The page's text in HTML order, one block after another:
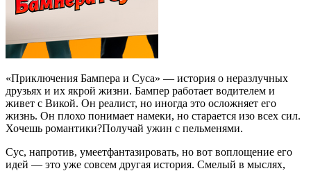
«Приключения Бампера и Суса» — история о неразлучных
друзьях и их якрой жизни. Бампер работает водителем и
живет с Викой. Он реалист, но иногда это осложняет его
жизнь. Он плохо понимает намеки, но старается изо всех сил.
Хочешь романтики?Получай ужин с пельменями.
Сус, напротив, умеетфантазировать, но вот воплощение его
идей — это уже совсем другая история. Смелый в мыслях,